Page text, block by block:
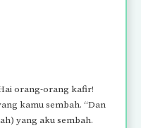
orang-orang kafir!
kamu sembah. “Dan
yang aku sembah.